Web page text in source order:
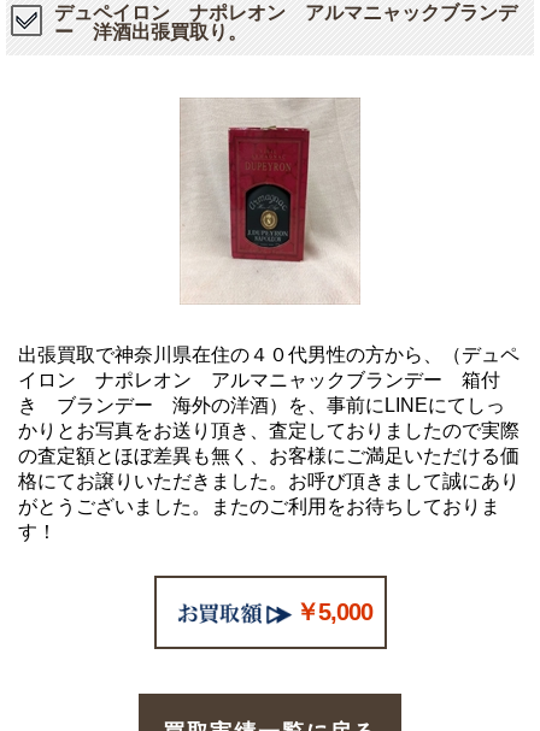
デュペイロン ナポレオン アルマニャックブランデ
ー 洋酒出張買取り。
出張買取で神奈川県在住の４０代男性の方から、（デュペ
イロン ナポレオン アルマニャックブランデー 箱付
き ブランデー 海外の洋酒）を、事前にLINEにてしっ
かりとお写真をお送り頂き、査定しておりましたので実際
の査定額とほぼ差異も無く、お客様にご満足いただける価
格にてお譲りいただきました。お呼び頂きまして誠にあり
がとうございました。またのご利用をお待ちしておりま
す！
￥5,000